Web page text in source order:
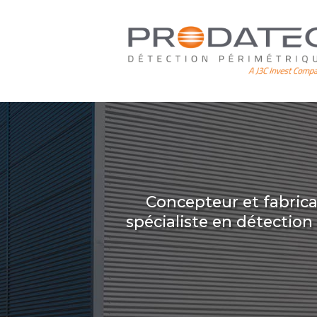
Aller
au
contenu
principal
Concepteur et
spécialiste en